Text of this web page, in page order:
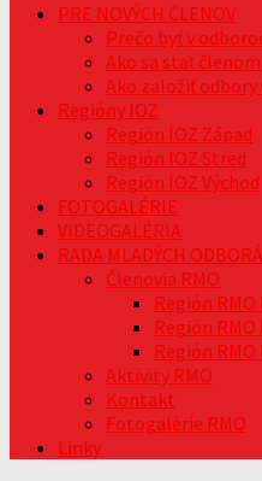
PRE NOVÝCH ČLENOV
Prečo byť v
Ako sa stať
Ako založiť odbory
Regióny IOZ
Región IOZ Západ
Región IOZ Stred
Región IOZ Východ
FOTOGALÉRIE
VIDEOGALÉRIA
RADA MLADÝCH
Členovia RMO
Región RMO
Región
Región RMO
Aktivity RMO
Kontakt
Fotogalérie RMO
Linky